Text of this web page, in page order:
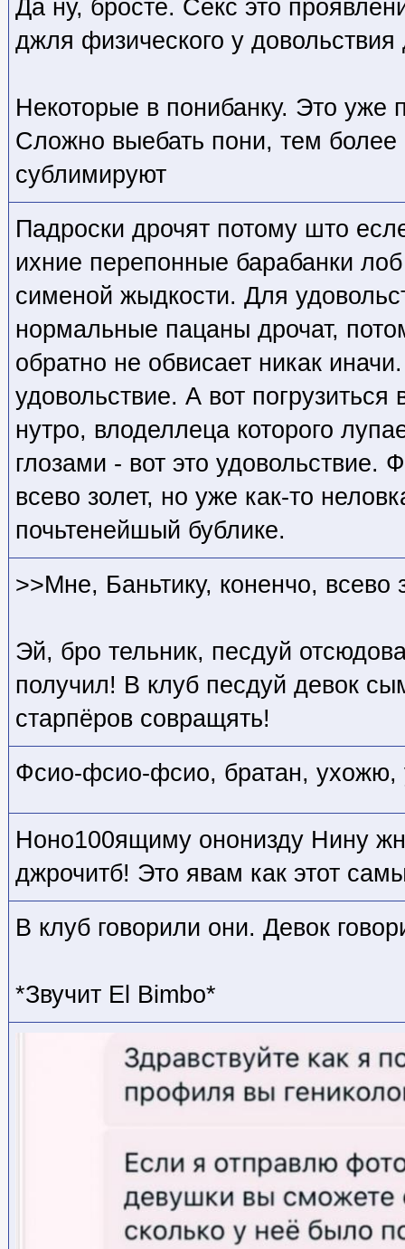
Да ну, бросте. Секс это
джля физического у довольствия
Некоторые в понибанку. Это уже
Сложно выебать пони, тем более
сублимируют
Падроски дрочят потому што
ихние перепонные барабанки
сименой жыдкости. Для
нормальные пацаны дрочат,
обратно не обвисает никак
удовольствие. А вот
нутро, влоделлеца которого
глозами - вот это удовольствие.
всево золет, но уже как-то
почьтенейшый бублике.
>>Мне, Баньтику, коненчо, всево
Эй, бро тельник, песдуй
получил! В клуб песдуй девок
старпёров совращять!
Фсио-фсио-фсио, братан,
Ноно100ящиму ононизду Нину
джрочитб! Это явам как этот
В клуб говорили они. Девок
*Звучит El Bimbo*